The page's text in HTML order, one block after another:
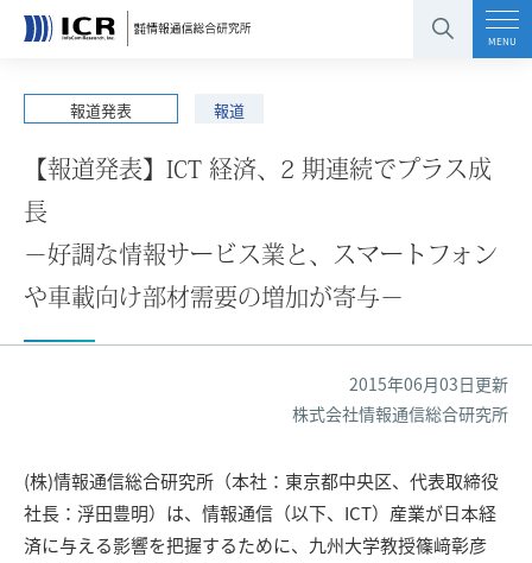
MENU
報道発表 報道
【報道発表】ICT 経済、2 期連続でプラス成
長
－好調な情報サービス業と、スマートフォン
や車載向け部材需要の増加が寄与－
2015年06月03日更新
株式会社情報通信総合研究所
(株)情報通信総合研究所（本社：東京都中央区、代表取締役
社長：浮田豊明）は、情報通信（以下、ICT）産業が日本経
済に与える影響を把握するために、九州大学教授篠﨑彰彦